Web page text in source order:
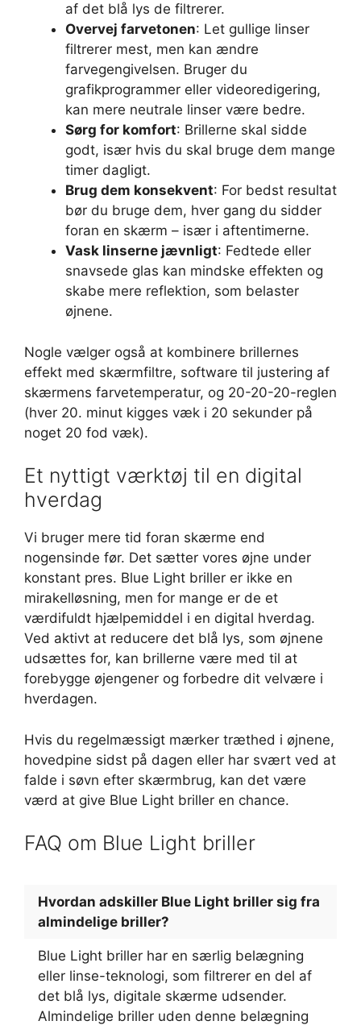
af det blå lys de filtrerer.
Overvej farvetonen: Let gullige linser
filtrerer mest, men kan ændre
farvegengivelsen. Bruger du
grafikprogrammer eller videoredigering,
kan mere neutrale linser være bedre.
Sørg for komfort: Brillerne skal sidde
godt, især hvis du skal bruge dem mange
timer dagligt.
Brug dem konsekvent: For bedst resultat
bør du bruge dem, hver gang du sidder
foran en skærm – især i aftentimerne.
Vask linserne jævnligt: Fedtede eller
snavsede glas kan mindske effekten og
skabe mere reflektion, som belaster
øjnene.
Nogle vælger også at kombinere brillernes
effekt med skærmfiltre, software til justering af
skærmens farvetemperatur, og 20-20-20-reglen
(hver 20. minut kigges væk i 20 sekunder på
noget 20 fod væk).
Et nyttigt værktøj til en digital
hverdag
Vi bruger mere tid foran skærme end
nogensinde før. Det sætter vores øjne under
konstant pres. Blue Light briller er ikke en
mirakelløsning, men for mange er de et
værdifuldt hjælpemiddel i en digital hverdag.
Ved aktivt at reducere det blå lys, som øjnene
udsættes for, kan brillerne være med til at
forebygge øjengener og forbedre dit velvære i
hverdagen.
Hvis du regelmæssigt mærker træthed i øjnene,
hovedpine sidst på dagen eller har svært ved at
falde i søvn efter skærmbrug, kan det være
værd at give Blue Light briller en chance.
FAQ om Blue Light briller
Hvordan adskiller Blue Light briller sig fra
almindelige briller?
Blue Light briller har en særlig belægning
eller linse-teknologi, som filtrerer en del af
det blå lys, digitale skærme udsender.
Almindelige briller uden denne belægning